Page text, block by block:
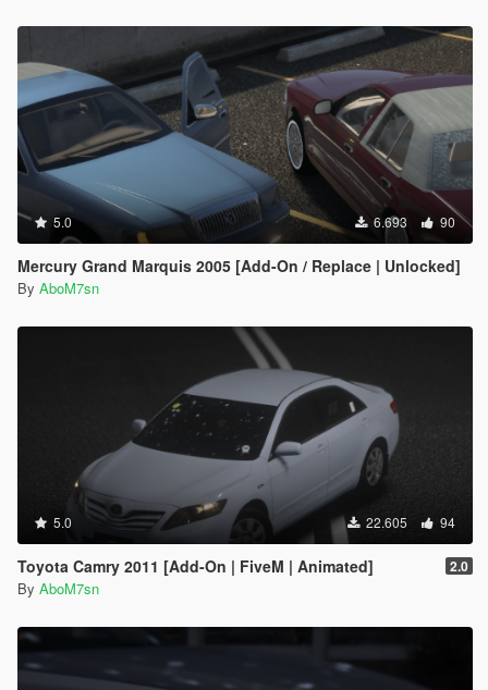
5.0 6.693 90
Mercury Grand Marquis 2005 [Add-On / Replace | Unlocked]
By AboM7sn
5.0 22.605 94
Toyota Camry 2011 [Add-On | FiveM | Animated] 2.0
By AboM7sn